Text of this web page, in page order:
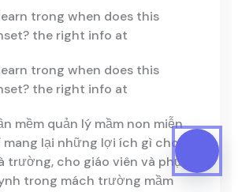
trong when does this
the right info at
trong when does this
the right info at
mang lại những lợi ích gì cho
trường, cho giáo viên và phụ
trong mách trường mầm